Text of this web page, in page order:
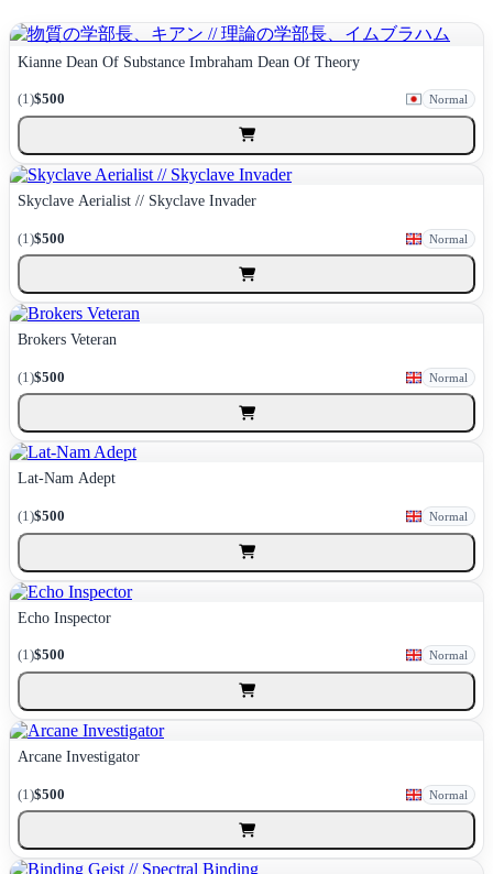
Kianne Dean Of Substance Imbraham Dean Of Theory
(1)$500 Normal
Skyclave Aerialist // Skyclave Invader
(1)$500 Normal
Brokers Veteran
(1)$500 Normal
Lat-Nam Adept
(1)$500 Normal
Echo Inspector
(1)$500 Normal
Arcane Investigator
(1)$500 Normal